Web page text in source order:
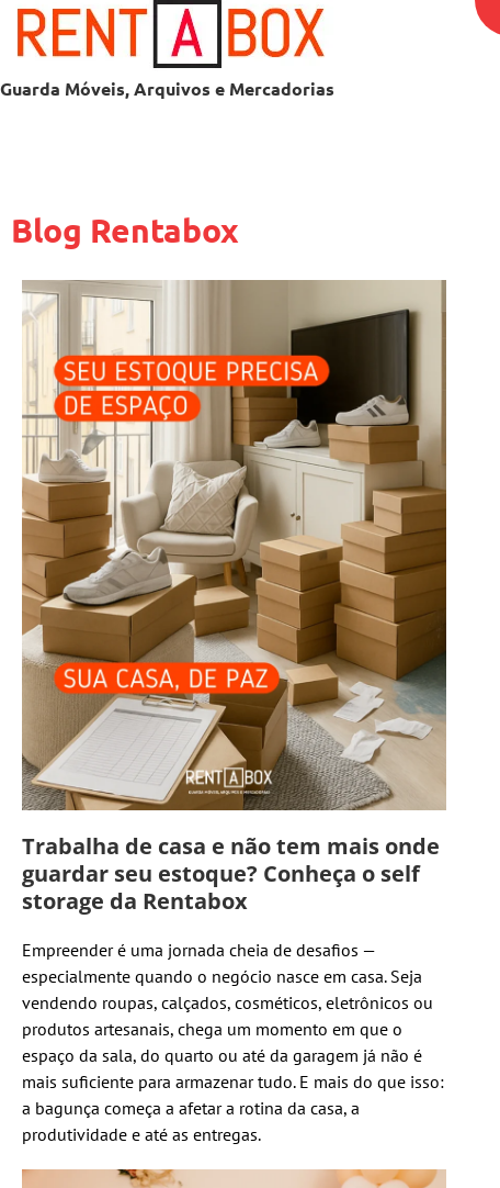
Guarda Móveis, Arquivos e Mercadorias
Blog Rentabox
Trabalha de casa e não tem mais onde
guardar seu estoque? Conheça o self
storage da Rentabox
Empreender é uma jornada cheia de desafios —
especialmente quando o negócio nasce em casa. Seja
vendendo roupas, calçados, cosméticos, eletrônicos ou
produtos artesanais, chega um momento em que o
espaço da sala, do quarto ou até da garagem já não é
mais suficiente para armazenar tudo. E mais do que isso:
a bagunça começa a afetar a rotina da casa, a
produtividade e até as entregas.